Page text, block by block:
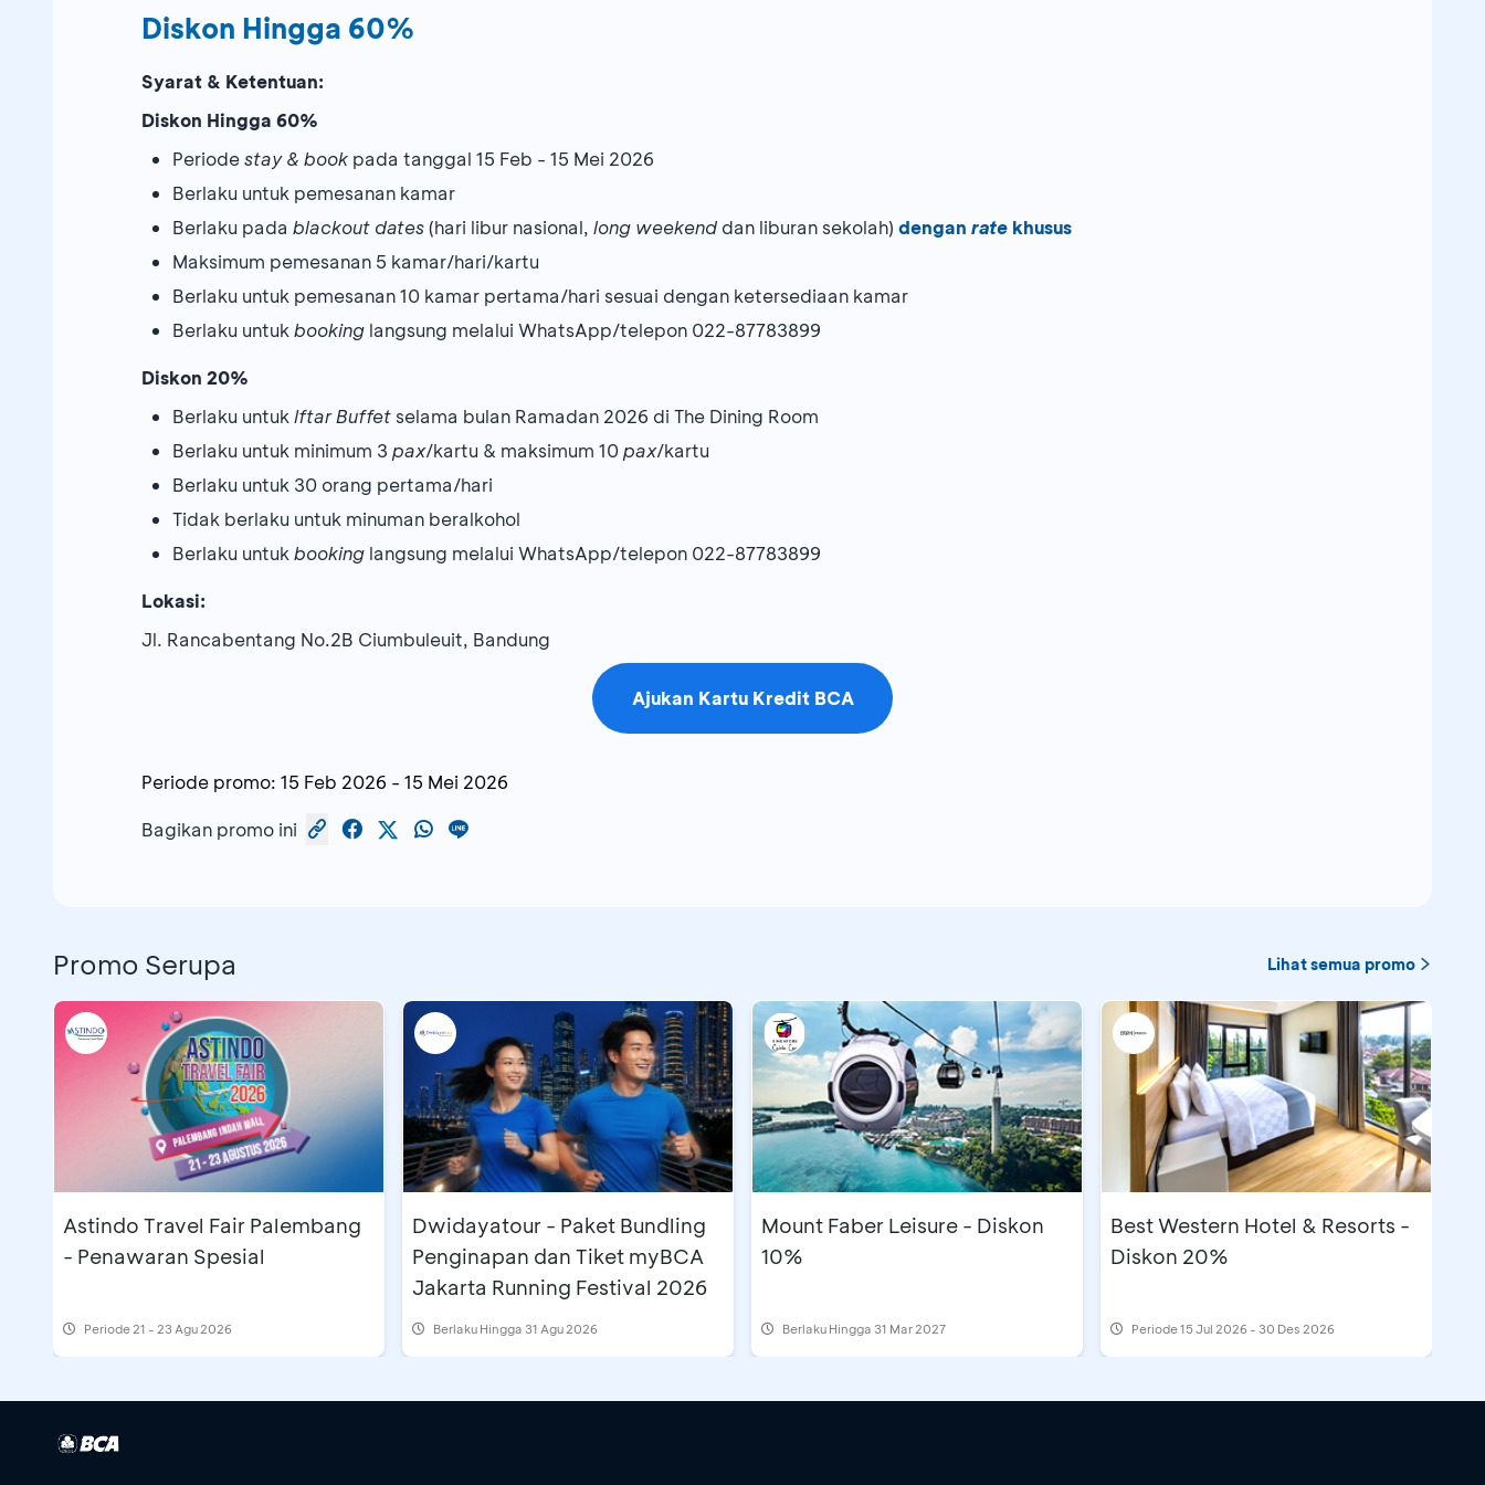
Diskon Hingga 60%
Syarat & Ketentuan:
Diskon Hingga 60%
Periodestay & book pada tanggal 15 Feb - 15 Mei 2026
Berlaku untuk pemesanan kamar
Berlaku pada blackout dates(hari libur nasional, long weekend dan liburan sekolah) dengan rate khusus
Maksimum pemesanan 5 kamar/hari/kartu
Berlaku untuk pemesanan 10 kamar pertama/hari sesuai dengan ketersediaan kamar
Berlaku untukbooking langsung melalui WhatsApp/telepon 022-87783899
Diskon 20%
Berlaku untukIftar Buffet selama bulan Ramadan 2026 di The Dining Room
Berlaku untuk minimum 3 pax/kartu & maksimum 10pax/kartu
Berlaku untuk 30 orang pertama/hari
Tidak berlaku untuk minuman beralkohol
Berlaku untukbooking langsung melalui WhatsApp/telepon 022-87783899
Lokasi:
Jl. Rancabentang No.2B Ciumbuleuit, Bandung
Ajukan Kartu Kredit BCA
Periode promo: 15 Feb 2026 - 15 Mei 2026
Bagikan promo ini
Promo Serupa Lihat semua promo
Astindo Travel Fair Palembang
- Penawaran Spesial
Periode21 - 23 Agu 2026
Dwidayatour - Paket Bundling
Penginapan dan Tiket myBCA
Jakarta Running Festival 2026
Berlaku Hingga 31 Agu 2026
Mount Faber Leisure - Diskon
10%
Berlaku Hingga 31 Mar 2027
Best Western Hotel & Resorts -
Diskon 20%
Periode15 Jul 2026 - 30 Des 2026